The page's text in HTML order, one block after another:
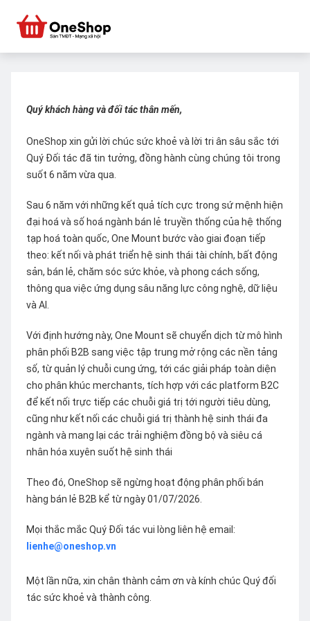
Quý khách hàng và đối tác thân mến,
OneShop xin gửi lời chúc sức khoẻ và lời tri ân sâu sắc tới
Quý Đối tác đã tin tưởng, đồng hành cùng chúng tôi trong
suốt 6 năm vừa qua.
Sau 6 năm với những kết quả tích cực trong sứ mệnh hiện
đại hoá và số hoá ngành bán lẻ truyền thống của hệ thống
tạp hoá toàn quốc, One Mount bước vào giai đoạn tiếp
theo: kết nối và phát triển hệ sinh thái tài chính, bất động
sản, bán lẻ, chăm sóc sức khỏe, và phong cách sống,
thông qua việc ứng dụng sâu năng lực công nghệ, dữ liệu
và AI.
Với định hướng này, One Mount sẽ chuyển dịch từ mô hình
phân phối B2B sang việc tập trung mở rộng các nền tảng
số, từ quản lý chuỗi cung ứng, tới các giải pháp toàn diện
cho phân khúc merchants, tích hợp với các platform B2C
để kết nối trực tiếp các chuỗi giá trị tới người tiêu dùng,
cũng như kết nối các chuỗi giá trị thành hệ sinh thái đa
ngành và mang lại các trải nghiệm đồng bộ và siêu cá
nhân hóa xuyên suốt hệ sinh thái
Theo đó, OneShop sẽ ngừng hoạt động phân phối bán
hàng bán lẻ B2B kể từ ngày 01/07/2026.
Mọi thắc mắc Quý Đối tác vui lòng liên hệ email:
lienhe@oneshop.vn
Một lần nữa, xin chân thành cảm ơn và kính chúc Quý đối
tác sức khoẻ và thành công.